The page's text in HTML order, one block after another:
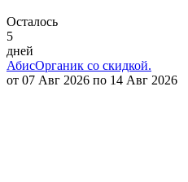
Осталось
5
дней
АбисОрганик со скидкой.
от 07 Авг 2026 по 14 Авг 2026